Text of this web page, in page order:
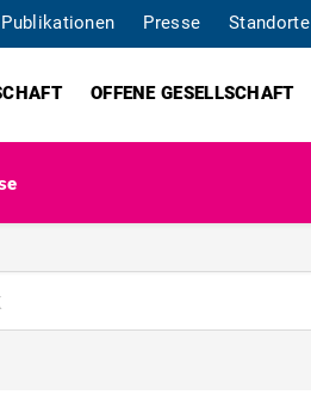
Publikationen Presse Standorte
OFFENE GESELLSCHAFT